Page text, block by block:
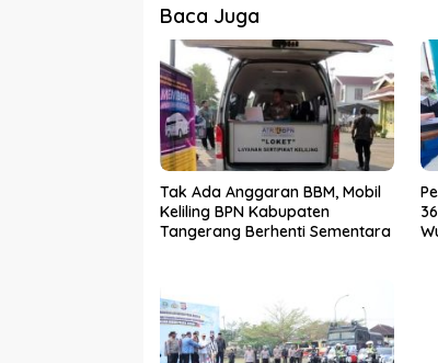
Baca Juga
Tak Ada Anggaran BBM, Mobil
Keliling BPN Kabupaten
Tangerang Berhenti Sementara